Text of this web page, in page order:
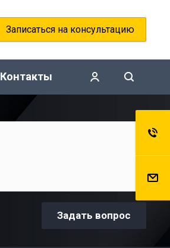
Записаться на консультацию
Контакты